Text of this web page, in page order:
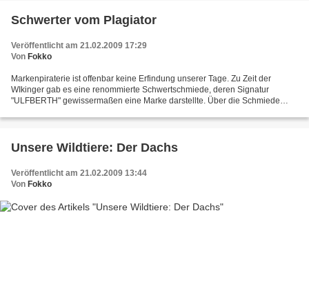
Schwerter vom Plagiator
Veröffentlicht am 21.02.2009 17:29
Von Fokko
Markenpiraterie ist offenbar keine Erfindung unserer Tage. Zu Zeit der
WIkinger gab es eine renommierte Schwertschmiede, deren Signatur
"ULFBERTH" gewissermaßen eine Marke darstellte. Über die Schmiede
Unsere Wildtiere: Der Dachs
Veröffentlicht am 21.02.2009 13:44
Von Fokko